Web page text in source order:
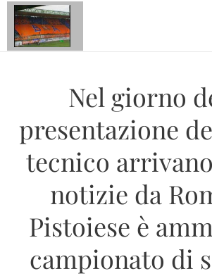
Nel giorno
presentazione
tecnico
notizie da
Pistoiese è
campionato di